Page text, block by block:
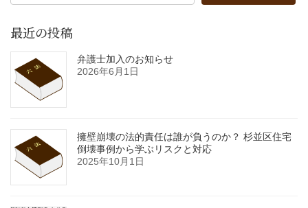
最近の投稿
弁護士加入のお知らせ
2026年6月1日
擁壁崩壊の法的責任は誰が負うのか？ 杉並区住宅
倒壊事例から学ぶリスクと対応
2025年10月1日